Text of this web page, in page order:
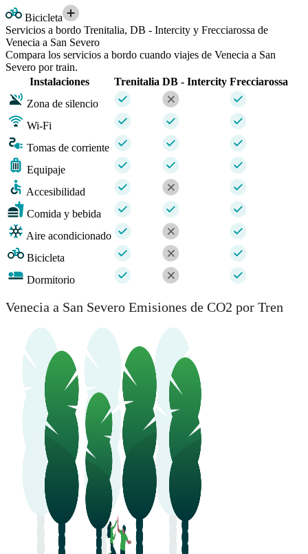
Bicicleta
Servicios a bordo Trenitalia, DB - Intercity y Frecciarossa de
Venecia a San Severo
Compara los servicios a bordo cuando viajes de Venecia a San
Severo por train.
Instalaciones
Trenitalia DB - Intercity Frecciarossa
Zona de silencio
Wi-Fi
Tomas de corriente
Equipaje
Accesibilidad
Comida y bebida
Aire acondicionado
Bicicleta
Dormitorio
Venecia a San Severo Emisiones de CO2 por Tren